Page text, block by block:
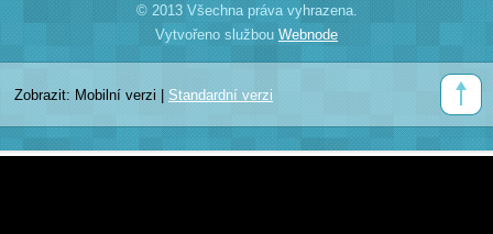
© 2013 Všechna práva vyhrazena.
Vytvořeno službou Webnode
Zobrazit: Mobilní verzi Standardní verzi